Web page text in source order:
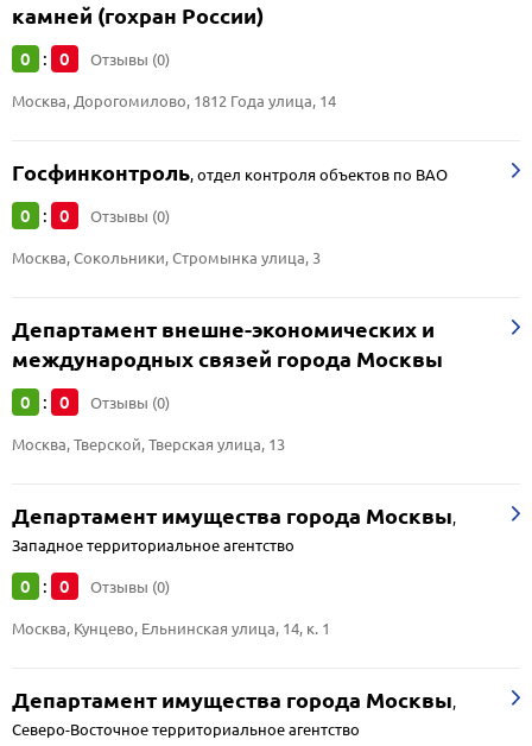
камней (гохран России)
0 : 0 Отзывы (0)
Москва, Дорогомилово, 1812 Года улица, 14
Госфинконтроль,отдел контроля объектов по ВАО
0 : 0 Отзывы (0)
Москва, Сокольники, Стромынка улица, 3
Департамент внешне-экономических и
международных связей города Москвы
0 : 0 Отзывы (0)
Москва, Тверской, Тверская улица, 13
Департамент имущества города Москвы,
Западное территориальное агентство
0 : 0 Отзывы (0)
Москва, Кунцево, Ельнинская улица, 14, к. 1
Департамент имущества города Москвы,
Северо-Восточное территориальное агентство